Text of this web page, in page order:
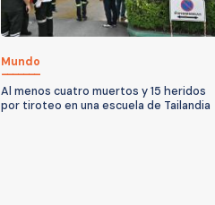
Mundo
Al menos cuatro muertos y 15 heridos
por tiroteo en una escuela de Tailandia